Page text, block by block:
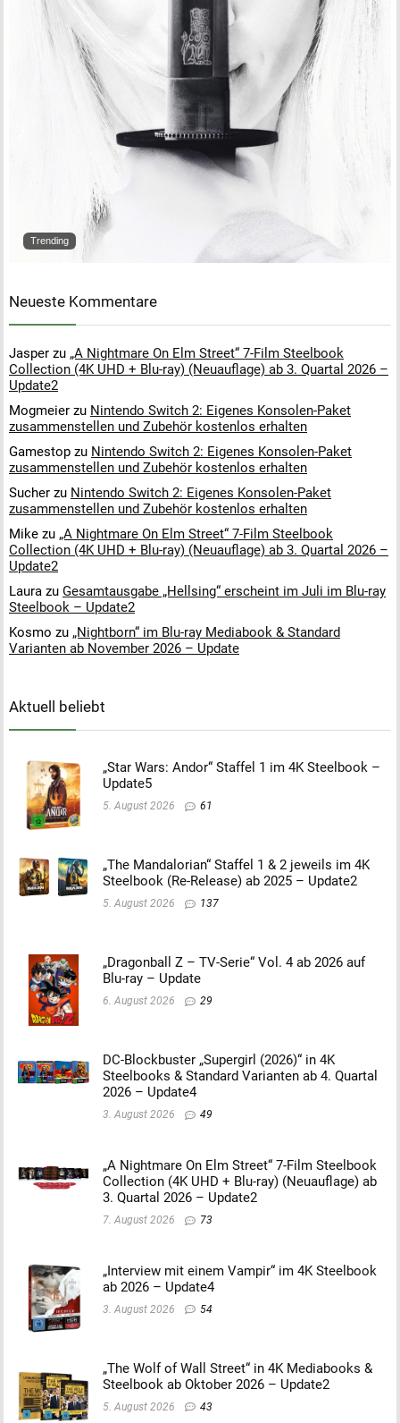
Trending
Neueste Kommentare
Jasper zu „A Nightmare On Elm Street“ 7-Film Steelbook
Collection (4K UHD + Blu-ray) (Neuauflage) ab 3. Quartal 2026 –
Update2
Mogmeier zu Nintendo Switch 2: Eigenes Konsolen-Paket
zusammenstellen und Zubehör kostenlos erhalten
Gamestop zu Nintendo Switch 2: Eigenes Konsolen-Paket
zusammenstellen und Zubehör kostenlos erhalten
Sucher zu Nintendo Switch 2: Eigenes Konsolen-Paket
zusammenstellen und Zubehör kostenlos erhalten
Mike zu „A Nightmare On Elm Street“ 7-Film Steelbook
Collection (4K UHD + Blu-ray) (Neuauflage) ab 3. Quartal 2026 –
Update2
Laura zu Gesamtausgabe „Hellsing“ erscheint im Juli im Blu-ray
Steelbook – Update2
Kosmo zu „Nightborn“ im Blu-ray Mediabook & Standard
Varianten ab November 2026 – Update
Aktuell beliebt
„Star Wars: Andor“ Staffel 1 im 4K Steelbook –
Update5
5. August 2026 61
„The Mandalorian“ Staffel 1 & 2 jeweils im 4K
Steelbook (Re-Release) ab 2025 – Update2
5. August 2026 137
„Dragonball Z – TV-Serie“ Vol. 4 ab 2026 auf
Blu-ray – Update
6. August 2026 29
DC-Blockbuster „Supergirl (2026)“ in 4K
Steelbooks & Standard Varianten ab 4. Quartal
2026 – Update4
3. August 2026 49
„A Nightmare On Elm Street“ 7-Film Steelbook
Collection (4K UHD + Blu-ray) (Neuauflage) ab
3. Quartal 2026 – Update2
7. August 2026 73
„Interview mit einem Vampir“ im 4K Steelbook
ab 2026 – Update4
3. August 2026 54
„The Wolf of Wall Street“ in 4K Mediabooks &
Steelbook ab Oktober 2026 – Update2
5. August 2026 43